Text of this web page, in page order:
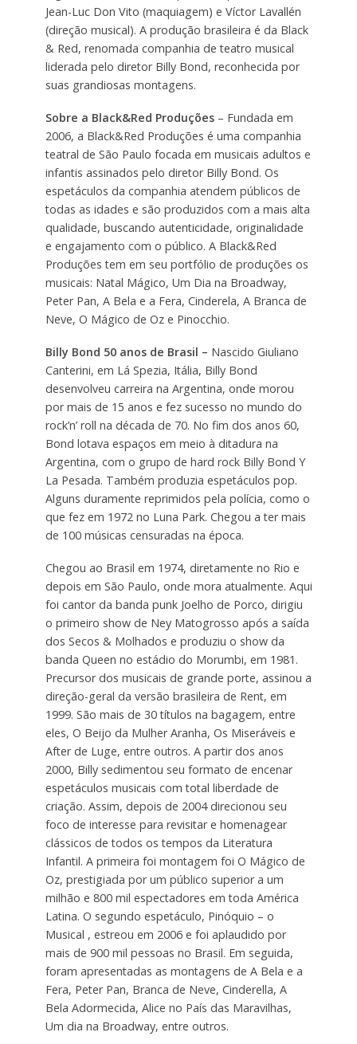
Jean-Luc Don Vito (maquiagem) e Víctor Lavallén
(direção musical). A produção brasileira é da Black
& Red, renomada companhia de teatro musical
liderada pelo diretor Billy Bond, reconhecida por
suas grandiosas montagens.
Sobre a Black&Red Produções– Fundada em
2006, a Black&Red Produções é uma companhia
teatral de São Paulo focada em musicais adultos e
infantis assinados pelo diretor Billy Bond. Os
espetáculos da companhia atendem públicos de
todas as idades e são produzidos com a mais alta
qualidade, buscando autenticidade, originalidade
e engajamento com o público. A Black&Red
Produções tem em seu portfólio de produções os
musicais: Natal Mágico, Um Dia na Broadway,
Peter Pan, A Bela e a Fera, Cinderela, A Branca de
Neve, O Mágico de Oz e Pinocchio.
Billy Bond 50 anos de Brasil – Nascido Giuliano
Canterini, em Lá Spezia, Itália, Billy Bond
desenvolveu carreira na Argentina, onde morou
por mais de 15 anos e fez sucesso no mundo do
rock’n’ roll na década de 70. No fim dos anos 60,
Bond lotava espaços em meio à ditadura na
Argentina, com o grupo de hard rock Billy Bond Y
La Pesada. Também produzia espetáculos pop.
Alguns duramente reprimidos pela polícia, como o
que fez em 1972 no Luna Park. Chegou a ter mais
de 100 músicas censuradas na época.
Chegou ao Brasil em 1974, diretamente no Rio e
depois em São Paulo, onde mora atualmente. Aqui
foi cantor da banda punk Joelho de Porco, dirigiu
o primeiro show de Ney Matogrosso após a saída
dos Secos & Molhados e produziu o show da
banda Queen no estádio do Morumbi, em 1981.
Precursor dos musicais de grande porte, assinou a
direção-geral da versão brasileira de Rent, em
1999. São mais de 30 títulos na bagagem, entre
eles, O Beijo da Mulher Aranha, Os Miseráveis e
After de Luge, entre outros. A partir dos anos
2000, Billy sedimentou seu formato de encenar
espetáculos musicais com total liberdade de
criação. Assim, depois de 2004 direcionou seu
foco de interesse para revisitar e homenagear
clássicos de todos os tempos da Literatura
Infantil. A primeira foi montagem foi O Mágico de
Oz, prestigiada por um público superior a um
milhão e 800 mil espectadores em toda América
Latina. O segundo espetáculo, Pinóquio – o
Musical , estreou em 2006 e foi aplaudido por
mais de 900 mil pessoas no Brasil. Em seguida,
foram apresentadas as montagens de A Bela e a
Fera, Peter Pan, Branca de Neve, Cinderella, A
Bela Adormecida, Alice no País das Maravilhas,
Um dia na Broadway, entre outros.